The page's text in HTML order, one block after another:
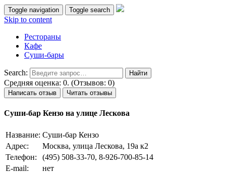
Toggle navigation Toggle search
Skip to content
Рестораны
Кафе
Суши-бары
Search:
Средняя оценка: 0. (Отзывов: 0)
Написать отзыв Читать отзывы
Суши-бар Кензо на улице Лескова
Название: Суши-бар Кензо
Адрес:
Москва, улица Лескова, 19а к2
Телефон:
(495) 508-33-70, 8-926-700-85-14
E-mail:
нет